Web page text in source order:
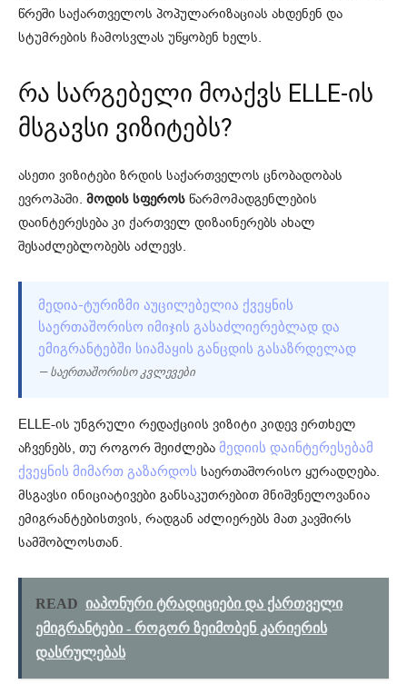
წრეში საქართველოს პოპულარიზაციას ახდენენ და
სტუმრების ჩამოსვლას უწყობენ ხელს.
რა სარგებელი მოაქვს ELLE-ის
მსგავსი ვიზიტებს?
ასეთი ვიზიტები ზრდის საქართველოს ცნობადობას
ევროპაში. მოდის სფეროს წარმომადგენლების
დაინტერესება კი ქართველ დიზაინერებს ახალ
შესაძლებლობებს აძლევს.
ᲛᲔᲓᲘᲐ-ᲢᲣᲠᲘᲖᲛᲘ ᲐᲣᲪᲘᲚᲔᲑᲔᲚᲘᲐ ᲥᲕᲔᲧᲜᲘᲡ
ᲡᲐᲔᲠᲗᲐᲨᲝᲠᲘᲡᲝ ᲘᲛᲘᲯᲘᲡ ᲒᲐᲡᲐᲫᲚᲘᲔᲠᲔᲑᲚᲐᲓ ᲓᲐ
ᲔᲛᲘᲒᲠᲐᲜᲢᲔᲑᲨᲘ ᲡᲘᲐᲛᲐᲧᲘᲡ ᲒᲐᲜᲪᲓᲘᲡ ᲒᲐᲡᲐᲖᲠᲓᲔᲚᲐᲓ
— საერთაშორისო კვლევები
ELLE-ის უნგრული რედაქციის ვიზიტი კიდევ ერთხელ
აჩვენებს, თუ როგორ შეიძლება მედიის დაინტერესებამ
ქვეყნის მიმართ გაზარდოს საერთაშორისო ყურადღება.
მსგავსი ინიციატივები განსაკუთრებით მნიშვნელოვანია
ემიგრანტებისთვის, რადგან აძლიერებს მათ კავშირს
სამშობლოსთან.
READ იაპონური ტრადიციები და ქართველი
ემიგრანტები - როგორ ზეიმობენ კარიერის
დასრულებას